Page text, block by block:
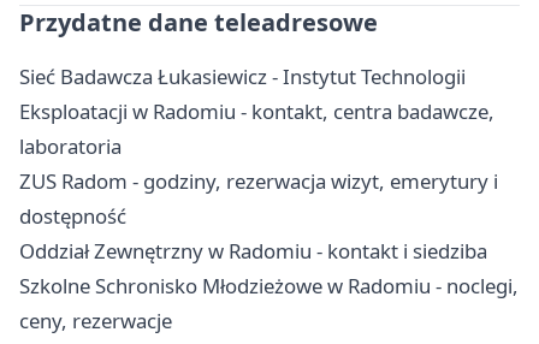
Przydatne dane teleadresowe
Sieć Badawcza Łukasiewicz - Instytut Technologii
Eksploatacji w Radomiu - kontakt, centra badawcze,
laboratoria
ZUS Radom - godziny, rezerwacja wizyt, emerytury i
dostępność
Oddział Zewnętrzny w Radomiu - kontakt i siedziba
Szkolne Schronisko Młodzieżowe w Radomiu - noclegi,
ceny, rezerwacje